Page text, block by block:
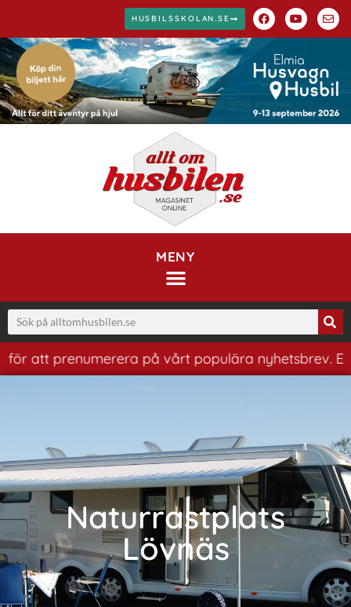
HUSBILSSKOLAN.SE
MENY
att prenumerera på vårt populära nyhetsbrev. Ett
Naturrastplats
Lövnäs